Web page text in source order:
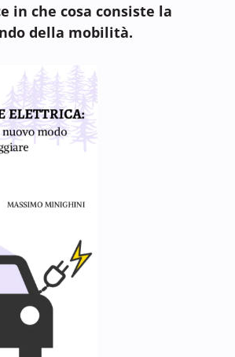
in che cosa consiste la
della mobilità.